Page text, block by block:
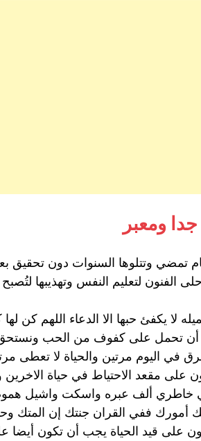
ومعبر
تمضي وتتلوها السنوات دون تحقيق
الفنون لتعليم النفس وتهذيبها
لا يكفئ حبها الا الدعاء اللهم كن
أن تحمل على كفوف من الحب ونستحق
في اليوم مرتين والحياة لا تعطى
على مقعد الاحتياط في حياة
خاطري ألف عبره واسكت واشيل
أمورك ففي القران جنتك إن المتك
على قيد الحياة يجب أن تكون